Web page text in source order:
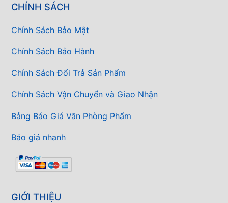
CHÍNH SÁCH
Chính Sách Bảo Mật
Chính Sách Bảo Hành
Chính Sách Đổi Trả Sản Phẩm
Chính Sách Vận Chuyển và Giao Nhận
Bảng Báo Giá Văn Phòng Phẩm
Báo giá nhanh
GIỚI THIỆU